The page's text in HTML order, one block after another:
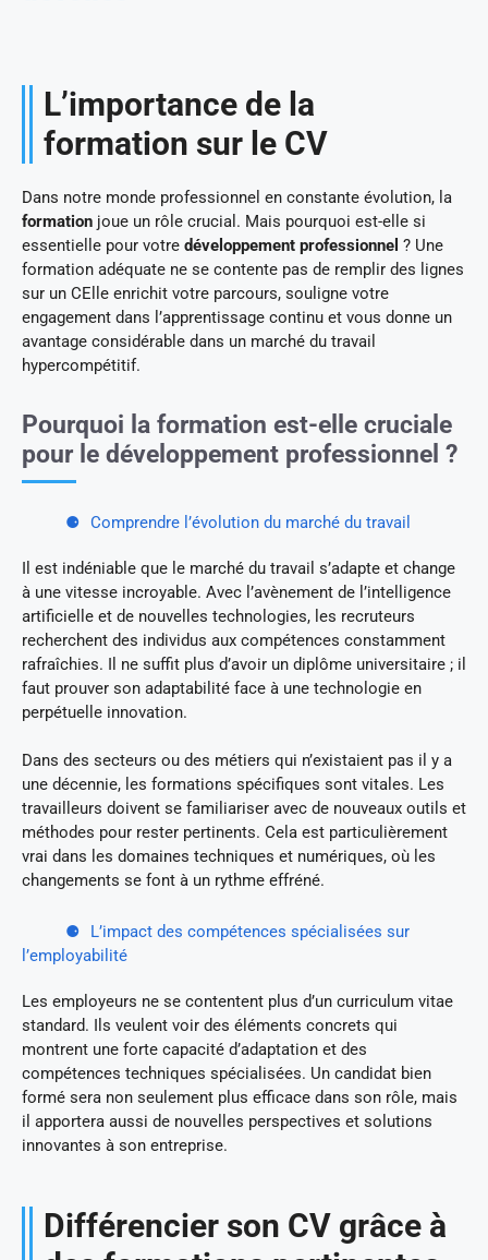
L’importance de la
formation sur le CV
Dans notre monde professionnel en constante évolution, la
formation joue un rôle crucial. Mais pourquoi est-elle si
essentielle pour votre développement professionnel ? Une
formation adéquate ne se contente pas de remplir des lignes
sur un CElle enrichit votre parcours, souligne votre
engagement dans l’apprentissage continu et vous donne un
avantage considérable dans un marché du travail
hypercompétitif.
Pourquoi la formation est-elle cruciale
pour le développement professionnel ?
Comprendre l’évolution du marché du travail
Il est indéniable que le marché du travail s’adapte et change
à une vitesse incroyable. Avec l’avènement de l’intelligence
artificielle et de nouvelles technologies, les recruteurs
recherchent des individus aux compétences constamment
rafraîchies. Il ne suffit plus d’avoir un diplôme universitaire ; il
faut prouver son adaptabilité face à une technologie en
perpétuelle innovation.
Dans des secteurs ou des métiers qui n’existaient pas il y a
une décennie, les formations spécifiques sont vitales. Les
travailleurs doivent se familiariser avec de nouveaux outils et
méthodes pour rester pertinents. Cela est particulièrement
vrai dans les domaines techniques et numériques, où les
changements se font à un rythme effréné.
L’impact des compétences spécialisées sur
l’employabilité
Les employeurs ne se contentent plus d’un curriculum vitae
standard. Ils veulent voir des éléments concrets qui
montrent une forte capacité d’adaptation et des
compétences techniques spécialisées. Un candidat bien
formé sera non seulement plus efficace dans son rôle, mais
il apportera aussi de nouvelles perspectives et solutions
innovantes à son entreprise.
Différencier son CV grâce à